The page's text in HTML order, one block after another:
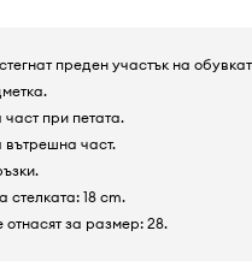
преден участък на
при петата.
част.
стелката: 18 cm.
за размер: 28.